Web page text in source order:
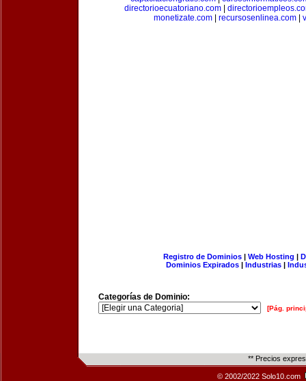
directorioecuatoriano.com
monetizate.com
recursosenlinea.com
Registro de Dominios| Web Hosting |
Dominios Expirados | Industrias |
Categorías de Dominio:
[Pág.
** Precios
© 2002/2022 Solo10.com